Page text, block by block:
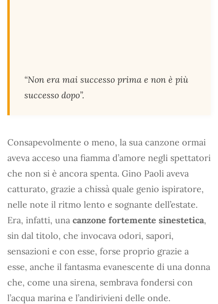
“Non era mai successo prima e non è più
successo dopo”.
Consapevolmente o meno, la sua canzone ormai
aveva acceso una fiamma d’amore negli spettatori
che non si è ancora spenta. Gino Paoli aveva
catturato, grazie a chissà quale genio ispiratore,
nelle note il ritmo lento e sognante dell’estate.
Era, infatti, una canzone fortemente sinestetica,
sin dal titolo, che invocava odori, sapori,
sensazioni e con esse, forse proprio grazie a
esse, anche il fantasma evanescente di una donna
che, come una sirena, sembrava fondersi con
l’acqua marina e l’andirivieni delle onde.